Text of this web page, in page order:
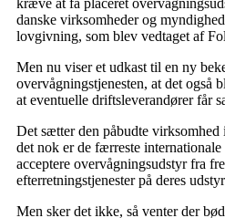
kræve at få placeret
danske virksomheder og
lovgivning, som blev vedtaget af
Men nu viser et udkast til en ny
overvågningstjenesten, at det også
at eventuelle driftsleverandører får
Det sætter den påbudte
det nok er de færreste
acceptere overvågningsudstyr fra
efterretningstjenester på deres
Men sker det ikke, så venter der